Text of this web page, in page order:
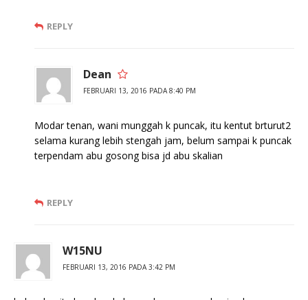
REPLY
Dean
FEBRUARI 13, 2016 PADA 8:40 PM
Modar tenan, wani munggah k puncak, itu kentut brturut2
selama kurang lebih stengah jam, belum sampai k puncak
terpendam abu gosong bisa jd abu skalian
REPLY
W15NU
FEBRUARI 13, 2016 PADA 3:42 PM